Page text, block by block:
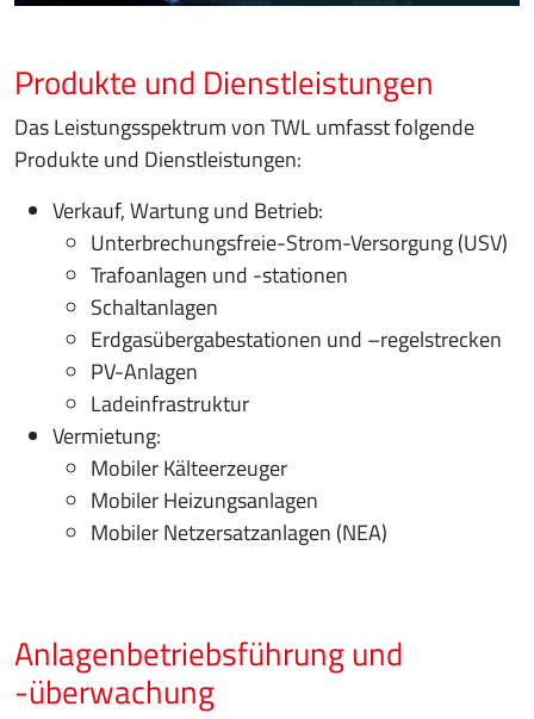
Produkte und Dienstleistungen
Das Leistungsspektrum von TWL umfasst folgende
Produkte und Dienstleistungen:
Verkauf, Wartung und Betrieb:
Unterbrechungsfreie-Strom-Versorgung (USV)
Trafoanlagen und -stationen
Schaltanlagen
Erdgasübergabestationen und –regelstrecken
PV-Anlagen
Ladeinfrastruktur
Vermietung:
Mobiler Kälteerzeuger
Mobiler Heizungsanlagen
Mobiler Netzersatzanlagen (NEA)
Anlagenbetriebsführung und
-überwachung